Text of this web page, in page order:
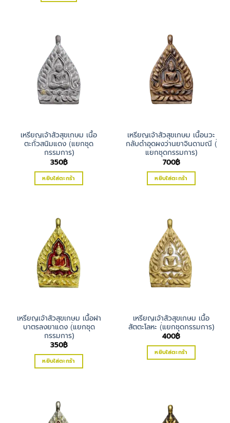
เหรียญเจ้าสัวสุขเกษม เนื้อ
ตะกั่วสนิมแดง (่แยกชุด
กรรมการ)
350฿
หยิบใส่ตะกร้า
เหรียญเจ้าสัวสุขเกษม เนื้อนวะ
กลับดำอุดผงว่านยาจินดามณี (่
แยกชุดกรรมการ)
700฿
หยิบใส่ตะกร้า
เหรียญเจ้าสัวสุขเกษม เนื้อฝา
บาตรลงยาแดง (่แยกชุด
กรรมการ)
350฿
หยิบใส่ตะกร้า
เหรียญเจ้าสัวสุขเกษม เนื้อ
สัตตะโลหะ (่แยกชุดกรรมการ)
400฿
หยิบใส่ตะกร้า